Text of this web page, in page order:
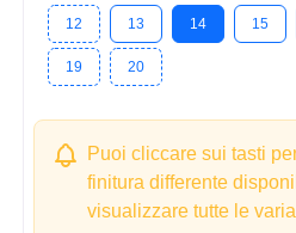
12 13 14 15
19 20
Puoi cliccare sui tasti
finitura differente
visualizzare tutte le